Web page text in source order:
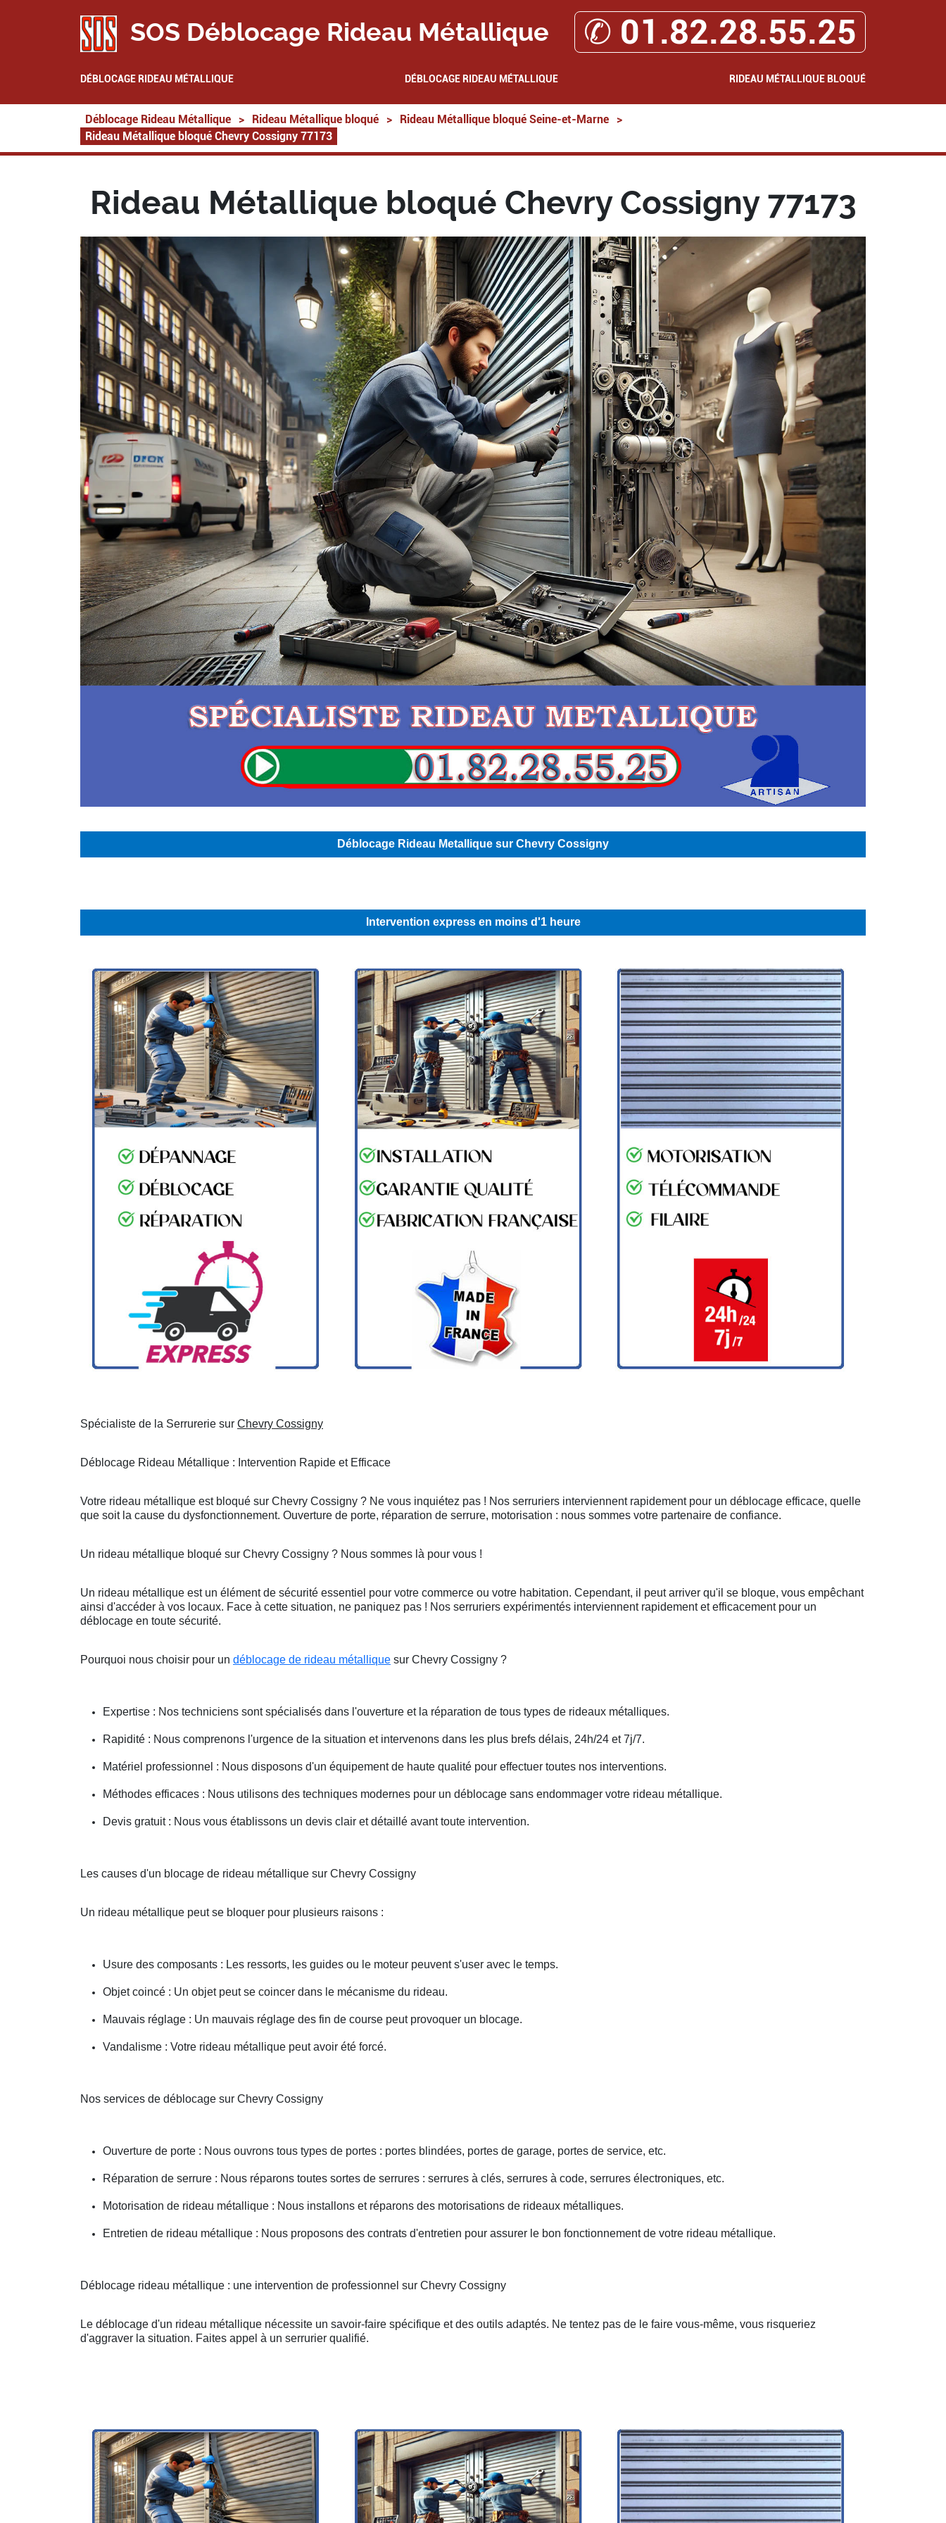
SOS Déblocage Rideau Métallique ✆ 01.82.28.55.25
DÉBLOCAGE RIDEAU MÉTALLIQUE DÉBLOCAGE RIDEAU MÉTALLIQUE RIDEAU MÉTALLIQUE BLOQUÉ
Déblocage Rideau Métallique > Rideau Métallique bloqué > Rideau Métallique bloqué Seine-et-Marne
>
Rideau Métallique bloqué Chevry Cossigny 77173
Rideau Métallique bloqué Chevry Cossigny 77173
Déblocage Rideau Metallique sur Chevry Cossigny
Intervention express en moins d'1 heure
Spécialiste de la Serrurerie sur Chevry Cossigny
Déblocage Rideau Métallique : Intervention Rapide et Efficace
Votre rideau métallique est bloqué sur Chevry Cossigny ? Ne vous inquiétez pas ! Nos serruriers interviennent rapidement pour un déblocage efficace, quelle
que soit la cause du dysfonctionnement. Ouverture de porte, réparation de serrure, motorisation : nous sommes votre partenaire de confiance.
Un rideau métallique bloqué sur Chevry Cossigny ? Nous sommes là pour vous !
Un rideau métallique est un élément de sécurité essentiel pour votre commerce ou votre habitation. Cependant, il peut arriver qu'il se bloque, vous empêchant
ainsi d'accéder à vos locaux. Face à cette situation, ne paniquez pas ! Nos serruriers expérimentés interviennent rapidement et efficacement pour un
déblocage en toute sécurité.
Pourquoi nous choisir pour un déblocage de rideau métallique sur Chevry Cossigny ?
Expertise : Nos techniciens sont spécialisés dans l'ouverture et la réparation de tous types de rideaux métalliques.
Rapidité : Nous comprenons l'urgence de la situation et intervenons dans les plus brefs délais, 24h/24 et 7j/7.
Matériel professionnel : Nous disposons d'un équipement de haute qualité pour effectuer toutes nos interventions.
Méthodes efficaces : Nous utilisons des techniques modernes pour un déblocage sans endommager votre rideau métallique.
Devis gratuit : Nous vous établissons un devis clair et détaillé avant toute intervention.
Les causes d'un blocage de rideau métallique sur Chevry Cossigny
Un rideau métallique peut se bloquer pour plusieurs raisons :
Usure des composants : Les ressorts, les guides ou le moteur peuvent s'user avec le temps.
Objet coincé : Un objet peut se coincer dans le mécanisme du rideau.
Mauvais réglage : Un mauvais réglage des fin de course peut provoquer un blocage.
Vandalisme : Votre rideau métallique peut avoir été forcé.
Nos services de déblocage sur Chevry Cossigny
Ouverture de porte : Nous ouvrons tous types de portes : portes blindées, portes de garage, portes de service, etc.
Réparation de serrure : Nous réparons toutes sortes de serrures : serrures à clés, serrures à code, serrures électroniques, etc.
Motorisation de rideau métallique : Nous installons et réparons des motorisations de rideaux métalliques.
Entretien de rideau métallique : Nous proposons des contrats d'entretien pour assurer le bon fonctionnement de votre rideau métallique.
Déblocage rideau métallique : une intervention de professionnel sur Chevry Cossigny
Le déblocage d'un rideau métallique nécessite un savoir-faire spécifique et des outils adaptés. Ne tentez pas de le faire vous-même, vous risqueriez
d'aggraver la situation. Faites appel à un serrurier qualifié.